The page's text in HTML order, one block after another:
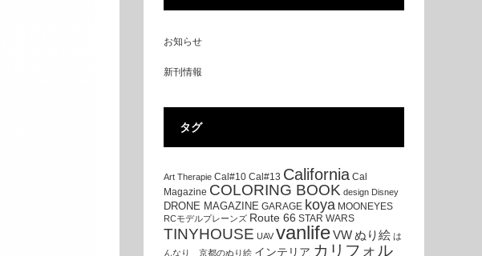
お知らせ
新刊情報
タグ
Art Therapie Cal#10 Cal#13 California Cal
Magazine COLORING BOOK design Disney
DRONE MAGAZINE GARAGE koya MOONEYES
RCモデルプレーンズ Route 66 STAR WARS
TINYHOUSE UAV vanlifeVWぬり絵 は
んなり 京都のぬり絵 インテリア カリフォル